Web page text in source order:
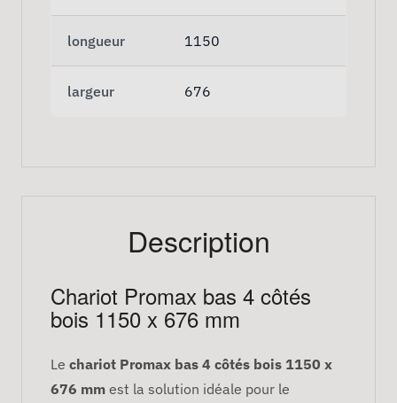
longueur 1150
largeur 676
Description
Chariot Promax bas 4 côtés
bois 1150 x 676 mm
Le chariot Promax bas 4 côtés bois 1150 x
676 mm est la solution idéale pour le